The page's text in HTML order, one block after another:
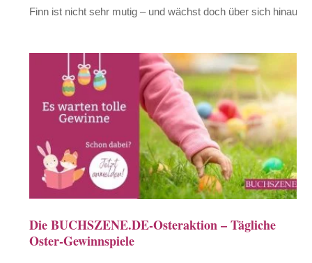
Finn ist nicht sehr mutig – und wächst doch über sich hinaus
Die BUCHSZENE.DE-Osteraktion – Tägliche
Oster-Gewinnspiele